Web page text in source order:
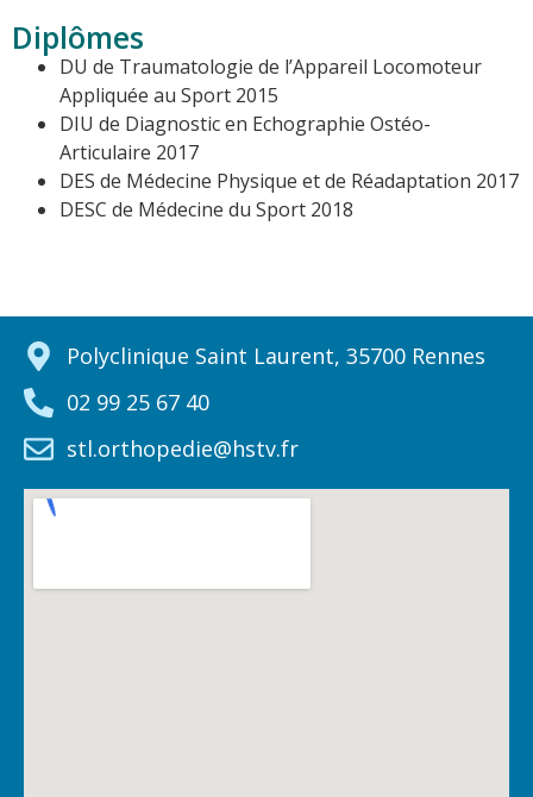
Diplômes
DU de Traumatologie de l’Appareil Locomoteur
Appliquée au Sport 2015
DIU de Diagnostic en Echographie Ostéo-
Articulaire 2017
DES de Médecine Physique et de Réadaptation 2017
DESC de Médecine du Sport 2018
Polyclinique Saint Laurent, 35700 Rennes
02 99 25 67 40
stl.orthopedie@hstv.fr